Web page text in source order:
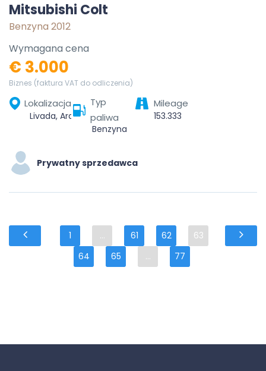
Mitsubishi Colt
Benzyna 2012
Wymagana cena
€ 3.000
Biznes (faktura VAT do odliczenia)
Lokalizacja
Livada, Arad, România
Typ
paliwa
Benzyna
Mileage
153.333
Prywatny sprzedawca
1 ... 61 62
63
64
65 ... 77